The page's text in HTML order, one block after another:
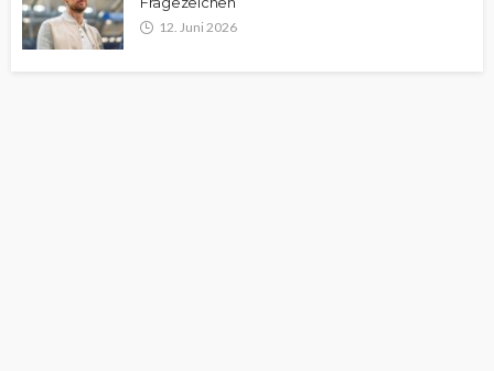
12. Juni 2026